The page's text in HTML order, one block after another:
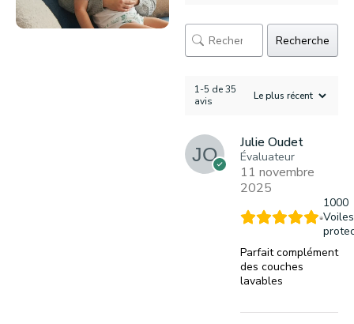
Recherche
1-5 de 35
avis
Julie Oudet
Évaluateur
11 novembre
2025
1000
Parfait complément
des couches
lavables